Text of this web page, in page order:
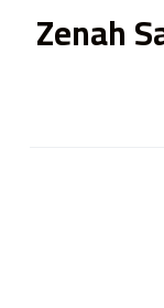
Zenah